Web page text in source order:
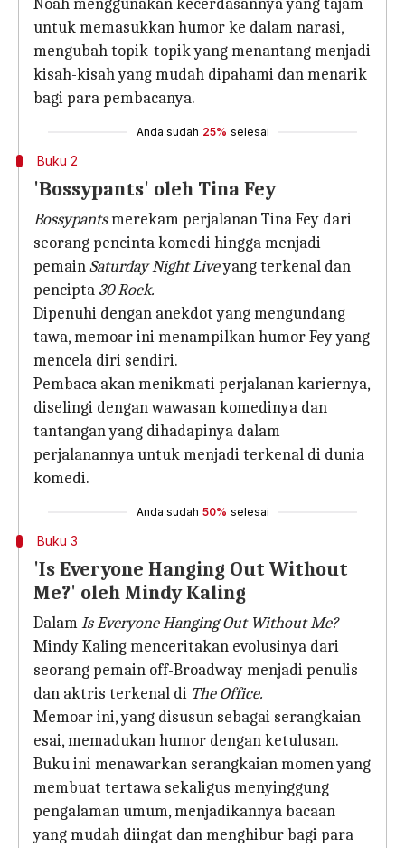
Noah menggunakan kecerdasannya yang tajam
untuk memasukkan humor ke dalam narasi,
mengubah topik-topik yang menantang menjadi
kisah-kisah yang mudah dipahami dan menarik
bagi para pembacanya.
Anda sudah 25% selesai
Buku 2
'Bossypants' oleh Tina Fey
Bossypantsmerekam perjalanan Tina Fey dari
seorang pencinta komedi hingga menjadi
pemainSaturday Night Liveyang terkenal dan
pencipta 30 Rock.
Dipenuhi dengan anekdot yang mengundang
tawa, memoar ini menampilkan humor Fey yang
mencela diri sendiri.
Pembaca akan menikmati perjalanan kariernya,
diselingi dengan wawasan komedinya dan
tantangan yang dihadapinya dalam
perjalanannya untuk menjadi terkenal di dunia
komedi.
Anda sudah 50% selesai
Buku 3
'Is Everyone Hanging Out Without
Me?' oleh Mindy Kaling
DalamIs Everyone Hanging Out Without Me?
Mindy Kaling menceritakan evolusinya dari
seorang pemain off-Broadway menjadi penulis
dan aktris terkenal di The Office.
Memoar ini, yang disusun sebagai serangkaian
esai, memadukan humor dengan ketulusan.
Buku ini menawarkan serangkaian momen yang
membuat tertawa sekaligus menyinggung
pengalaman umum, menjadikannya bacaan
yang mudah diingat dan menghibur bagi para